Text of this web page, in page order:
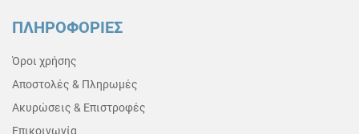
ΠΛΗΡΟΦΟΡΙΕΣ
Όροι χρήσης
Αποστολές & Πληρωμές
Ακυρώσεις & Επιστροφές
Επικοινωνία